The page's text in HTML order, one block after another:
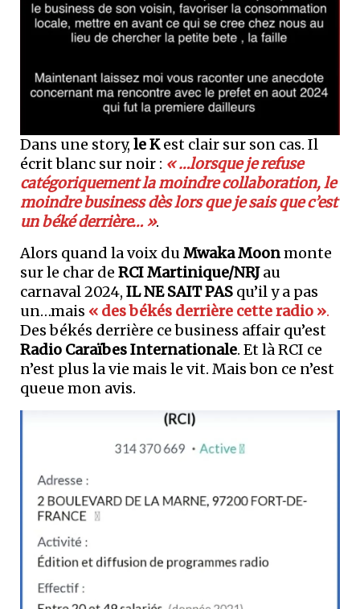
Dans une story, le Kest clair sur son cas. Il
écrit blanc sur noir : « …lorsque je refuse
catégoriquement la moindre collaboration, le
moindre business dès lors que je sais que c’est
un béké derrière… ».
Alors quand la voix duMwaka Moonmonte
sur le char de RCI Martinique/NRJau
carnaval 2024, IL NE SAIT PAS qu’il y a pas
un…mais « des békés derrière cette radio ».
Des békés derrière ce business affair qu’est
Radio Caraïbes Internationale. Et là RCI ce
n’est plus la vie mais le vit. Mais bon ce n’est
queue mon avis.